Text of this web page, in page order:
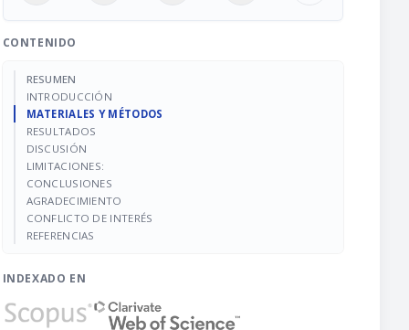
CONTENIDO
RESUMEN
INTRODUCCIÓN
MATERIALES Y MÉTODOS
RESULTADOS
DISCUSIÓN
LIMITACIONES:
CONCLUSIONES
AGRADECIMIENTO
CONFLICTO DE INTERÉS
REFERENCIAS
INDEXADO EN